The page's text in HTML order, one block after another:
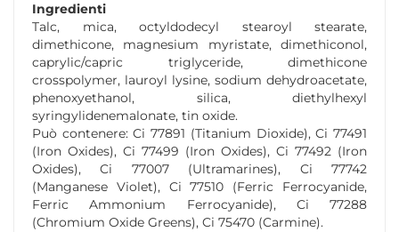
Ingredienti
Talc, mica, octyldodecyl stearoyl stearate,
dimethicone, magnesium myristate, dimethiconol,
caprylic/capric triglyceride, dimethicone
crosspolymer, lauroyl lysine, sodium dehydroacetate,
phenoxyethanol, silica, diethylhexyl
syringylidenemalonate, tin oxide.
Può contenere: Ci 77891 (Titanium Dioxide), Ci 77491
(Iron Oxides), Ci 77499 (Iron Oxides), Ci 77492 (Iron
Oxides), Ci 77007 (Ultramarines), Ci 77742
(Manganese Violet), Ci 77510 (Ferric Ferrocyanide,
Ferric Ammonium Ferrocyanide), Ci 77288
(Chromium Oxide Greens), Ci 75470 (Carmine).